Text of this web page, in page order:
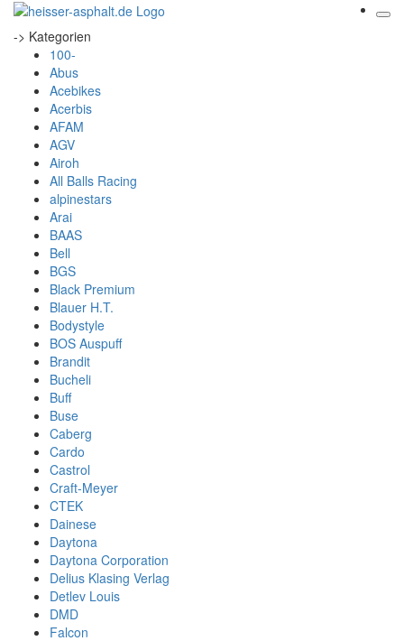
-> Kategorien
100-
Abus
Acebikes
Acerbis
AFAM
AGV
Airoh
All Balls Racing
alpinestars
Arai
BAAS
Bell
BGS
Black Premium
Blauer H.T.
Bodystyle
BOS Auspuff
Brandit
Bucheli
Buff
Buse
Caberg
Cardo
Castrol
Craft-Meyer
CTEK
Dainese
Daytona
Daytona Corporation
Delius Klasing Verlag
Detlev Louis
DMD
Falcon